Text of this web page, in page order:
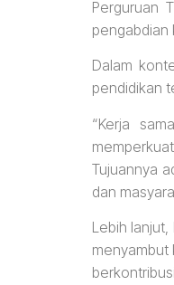
Perguruan
pengabdian
Dalam
pendidikan
“Kerja
Tujuannya
dan
Lebih
menyambut